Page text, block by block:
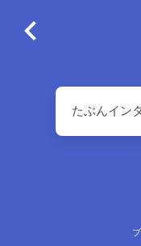
たぶんイン